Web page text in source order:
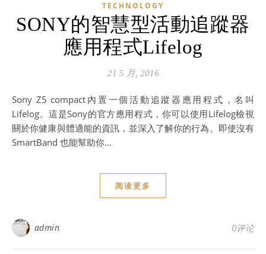
TECHNOLOGY
SONY的智慧型活動追蹤器
應用程式Lifelog
21 5 月, 2016
Sony Z5 compact內置一個活動追蹤器應用程式，名叫
Lifelog。這是Sony的官方應用程式，你可以使用Lifelog檢視
關於你健康與體適能的資訊，並深入了解你的行為。即使沒有
SmartBand 也能幫助你…
阅读更多
admin 0评论